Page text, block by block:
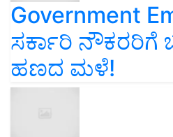
Government
ಸರ್ಕಾರಿ ನೌಕರರಿಗೆ
ಹಣದ ಮಳೆ!